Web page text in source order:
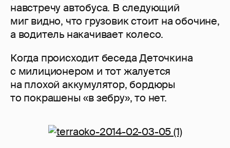
навстречу автобуса. В следующий
миг видно, что грузовик стоит на обочине,
а водитель накачивает колесо.
Когда происходит беседа Деточкина
с милиционером и тот жалуется
на плохой аккумулятор, бордюры
то покрашены «в зебру», то нет.